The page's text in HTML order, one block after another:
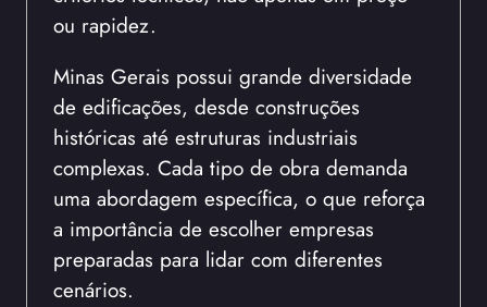
ou rapidez.
Minas Gerais possui grande diversidade
de edificações, desde construções
históricas até estruturas industriais
complexas. Cada tipo de obra demanda
uma abordagem específica, o que reforça
a importância de escolher empresas
preparadas para lidar com diferentes
cenários.